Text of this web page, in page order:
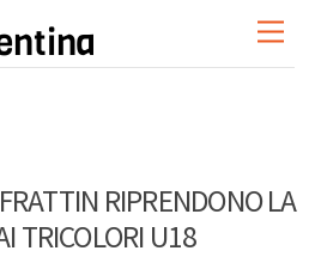
RIPRENDONO LA
TRICOLORI U18